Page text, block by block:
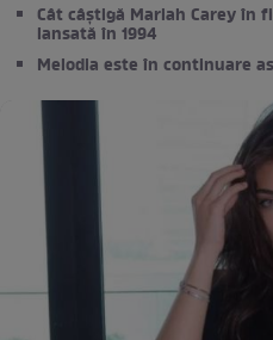
Cât câștigă Mariah Carey în
lansată în 1994
Melodia este în continuare